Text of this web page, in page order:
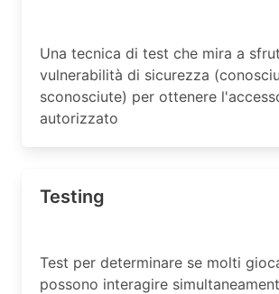
Una tecnica di test che mira a
vulnerabilità di sicurezza
sconosciute) per ottenere
autorizzato
Testing
Test per determinare se molti
possono interagire